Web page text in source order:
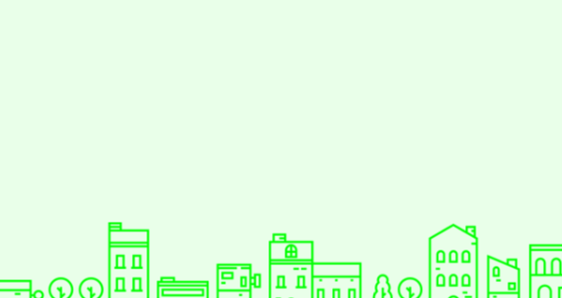
網站設計：Neil網站設計工坊
Xoops網站設計者：